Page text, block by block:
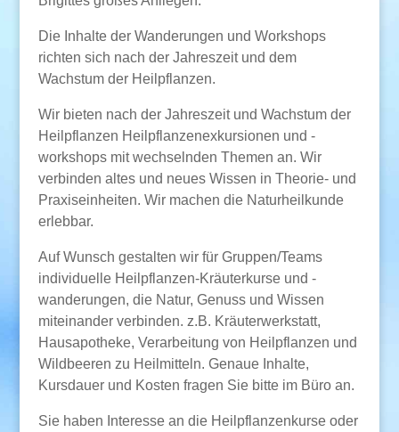
Die Inhalte der Wanderungen und Workshops
richten sich nach der Jahreszeit und dem
Wachstum der Heilpflanzen.
Wir bieten nach der Jahreszeit und Wachstum der
Heilpflanzen Heilpflanzenexkursionen und -
workshops mit wechselnden Themen an. Wir
verbinden altes und neues Wissen in Theorie- und
Praxiseinheiten. Wir machen die Naturheilkunde
erlebbar.
Auf Wunsch gestalten wir für Gruppen/Teams
individuelle Heilpflanzen-Kräuterkurse und -
wanderungen, die Natur, Genuss und Wissen
miteinander verbinden. z.B. Kräuterwerkstatt,
Hausapotheke, Verarbeitung von Heilpflanzen und
Wildbeeren zu Heilmitteln. Genaue Inhalte,
Kursdauer und Kosten fragen Sie bitte im Büro an.
Sie haben Interesse an die Heilpflanzenkurse oder